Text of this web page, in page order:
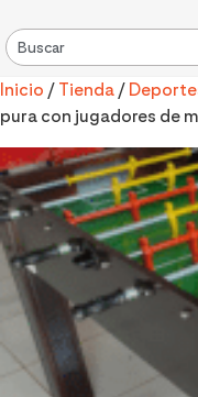
Inicio / Tienda /
pura con jugadores de